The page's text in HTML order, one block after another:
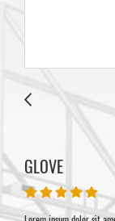
GLOVE